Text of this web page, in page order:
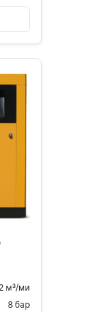
м³/ми
8 бар